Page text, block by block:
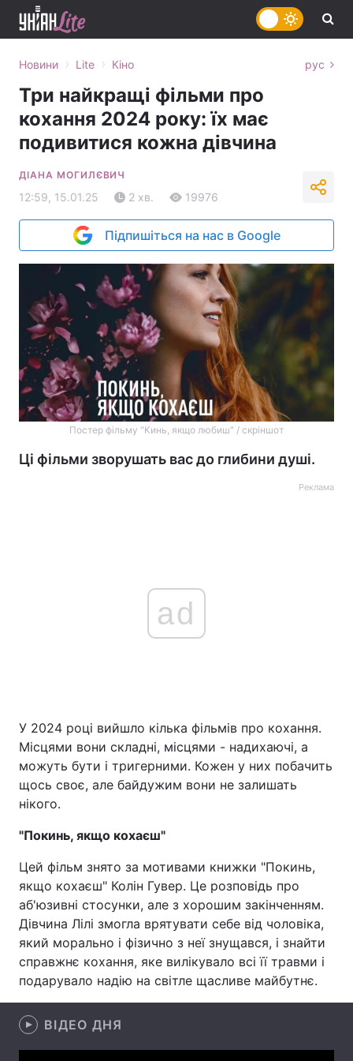
Головна Війна
Україна
Економіка
Наука
Техно і зв'язок Лайт
Зброя Інциденти
Здоров'я Туризм
Цікавинки
Екологія Регіони
Новини › Lite › Кіно рус
Три найкращі фільми про
кохання 2024 року: їх має
подивитися кожна дівчина
ДІАНА МОГИЛЄВИЧ
12:59, 15.01.25 2 хв. 19976
Підпишіться на нас в Google
Постер фільму "Кинь, якщо любиш" / скріншот
Ці фільми зворушать вас до глибини душі.
Реклама
ad
У 2024 році вийшло кілька фільмів про кохання.
Місцями вони складні, місцями - надихаючі, а
можуть бути і тригерними. Кожен у них побачить
щось своє, але байдужим вони не залишать
нікого.
"Покинь, якщо кохаєш"
Цей фільм знято за мотивами книжки "Покинь,
якщо кохаєш" Колін Гувер. Це розповідь про
аб'юзивні стосунки, але з хорошим закінченням.
Дівчина Лілі змогла врятувати себе від чоловіка,
який морально і фізично з неї знущався, і знайти
справжнє кохання, яке вилікувало всі її травми і
подарувало надію на світле щасливе майбутнє.
ВІДЕО ДНЯ